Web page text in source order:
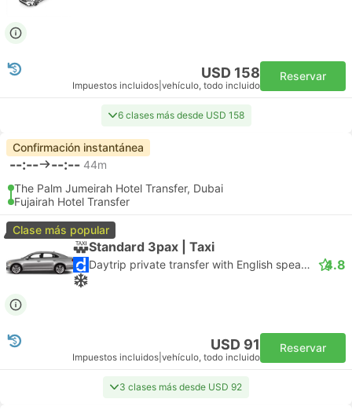
USD 158
Impuestos incluidos vehículo, todo incluido
Reservar
6 clases más desde USD 158
Confirmación instantánea
--:-- --:-- 44m
The Palm Jumeirah Hotel Transfer, Dubai
Fujairah Hotel Transfer
Clase más popular
Standard 3pax | Taxi
Daytrip private transfer with English speaking driver 4.8
USD 91
Impuestos incluidos vehículo, todo incluido
Reservar
3 clases más desde USD 92